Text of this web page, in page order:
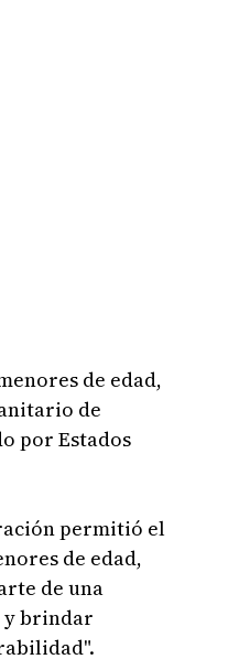
de edad,
de
por Estados
permitió el
de edad,
de una
brindar